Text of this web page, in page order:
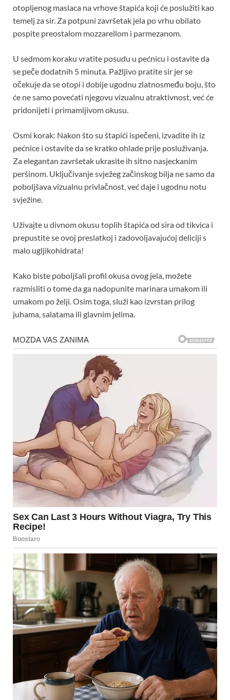
otopljenog maslaca na vrhove štapića koji će poslužiti kao
temelj za sir. Za potpuni završetak jela po vrhu obilato
pospite preostalom mozzarellom i parmezanom.
U sedmom koraku vratite posudu u pećnicu i ostavite da
se peče dodatnih 5 minuta. Pažljivo pratite sir jer se
očekuje da se otopi i dobije ugodnu zlatnosmeđu boju, što
će ne samo povećati njegovu vizualnu atraktivnost, već će
pridonijeti i primamljivom okusu.
Osmi korak: Nakon što su štapići ispečeni, izvadite ih iz
pećnice i ostavite da se kratko ohlade prije posluživanja.
Za elegantan završetak ukrasite ih sitno nasjeckanim
peršinom. Uključivanje svježeg začinskog bilja ne samo da
poboljšava vizualnu privlačnost, već daje i ugodnu notu
svježine.
Uživajte u divnom okusu toplih štapića od sira od tikvica i
prepustite se ovoj preslatkoj i zadovoljavajućoj deliciji s
malo ugljikohidrata!
Kako biste poboljšali profil okusa ovog jela, možete
razmisliti o tome da ga nadopunite marinara umakom ili
umakom po želji. Osim toga, služi kao izvrstan prilog
juhama, salatama ili glavnim jelima.